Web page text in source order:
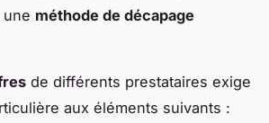
méthode de décapage
de différents prestataires exige
aux éléments suivants :